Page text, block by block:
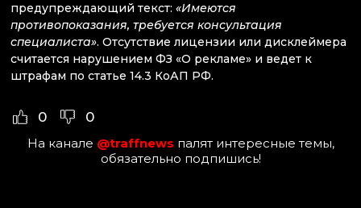
предупреждающий текст: «Имеются
противопоказания, требуется консультация
специалиста». Отсутствие лицензии или дисклеймера
считается нарушением ФЗ «О рекламе» и ведет к
штрафам по статье 14.3 КоАП РФ.
0 0
На канале @traffnews палят интересные темы,
обязательно подпишись!